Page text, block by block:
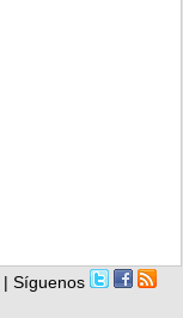
| Síguenos